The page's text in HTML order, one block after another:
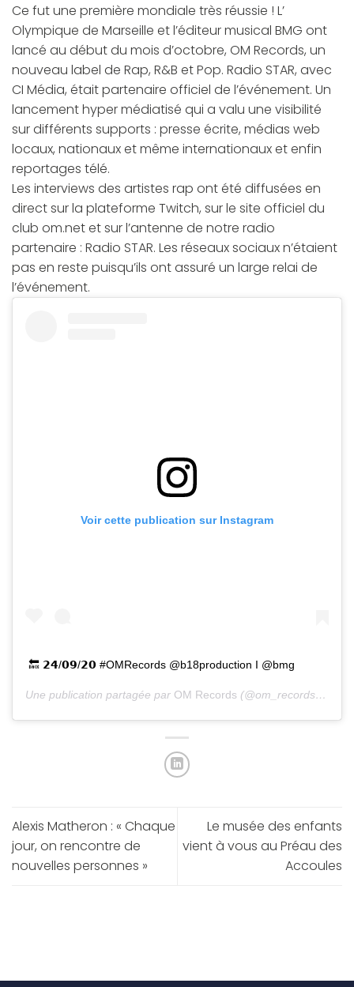
Ce fut une première mondiale très réussie ! L’
Olympique de Marseille et l’éditeur musical BMG ont
lancé au début du mois d’octobre, OM Records, un
nouveau label de Rap, R&B et Pop. Radio STAR, avec
CI Média, était partenaire officiel de l’événement. Un
lancement hyper médiatisé qui a valu une visibilité
sur différents supports : presse écrite, médias web
locaux, nationaux et même internationaux et enfin
reportages télé.
Les interviews des artistes rap ont été diffusées en
direct sur la plateforme Twitch, sur le site officiel du
club om.netet sur l’antenne de notre radio
partenaire : Radio STAR. Les réseaux sociaux n’étaient
pas en reste puisqu’ils ont assuré un large relai de
l’événement.
Voir cette publication sur Instagram
🔙 𝟮𝟰/𝟬𝟵/𝟮𝟬 #OMRecords @b18production I @bmg
Une publication partagée par OM Records (@om_records) le
Alexis Matheron : « Chaque
jour, on rencontre de
nouvelles personnes »
Le musée des enfants
vient à vous au Préau des
Accoules